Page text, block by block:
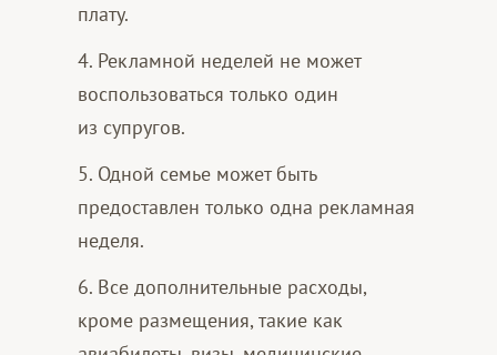
плату.
4. Рекламной неделей не может
воспользоваться только один
из супругов.
5. Одной семье может быть
предоставлен только одна рекламная
неделя.
6. Все дополнительные расходы,
кроме размещения, такие как